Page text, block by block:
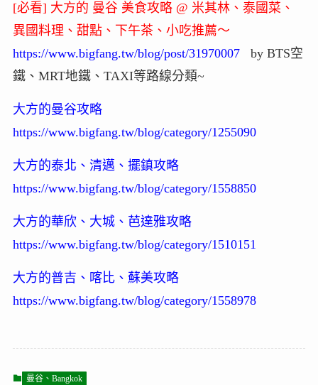
[必看] 大方的 曼谷 美食攻略 @ 米其林、泰國菜、
異國料理、甜點、下午茶、小吃推薦～
https://www.bigfang.tw/blog/post/31970007by BTS空
鐵、MRT地鐵、TAXI等路線分類~
大方的曼谷攻略
https://www.bigfang.tw/blog/category/1255090
大方的泰北、清邁、擺鎮攻略
https://www.bigfang.tw/blog/category/1558850
大方的華欣、大城、芭達雅攻略
https://www.bigfang.tw/blog/category/1510151
大方的普吉、喀比、蘇美攻略
https://www.bigfang.tw/blog/category/1558978
曼谷、Bangkok